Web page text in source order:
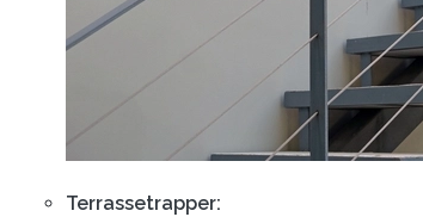
Terrassetrapper: